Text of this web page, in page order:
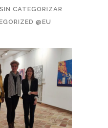
SIN CATEGORIZAR
@EU